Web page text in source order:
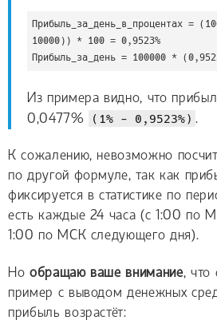
Прибыль_за_день_в_процентах =
10000)) * 100 = 0,9523%
Прибыль_за_день = 100000 *
Из примера видно, что
0,0477%
(1% - 0,9523%) .
К сожалению, невозможно
по другой формуле, так как
фиксируется в статистике по
есть каждые 24 часа (с 1:00 по
1:00 по МСК следующего дня).
Но обращаю ваше внимание, что
пример с выводом денежных
прибыль возрастёт: